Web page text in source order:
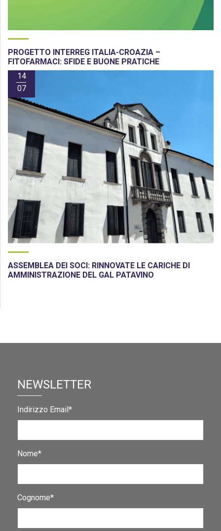
PROGETTO INTERREG ITALIA-CROAZIA –
FITOFARMACI: SFIDE E BUONE PRATICHE
14
07
ASSEMBLEA DEI SOCI: RINNOVATE LE CARICHE DI
AMMINISTRAZIONE DEL GAL PATAVINO
NEWSLETTER
Indirizzo Email*
Nome*
Cognome*